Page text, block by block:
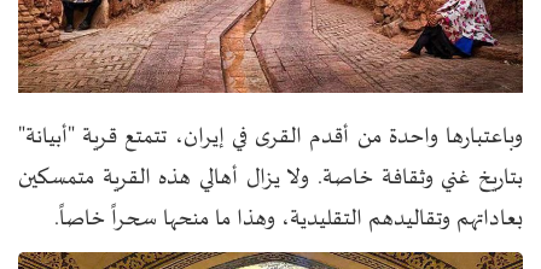
وباعتبارها واحدة من أقدم القرى في إيران، تتمتع قرية "أبيانة"
بتاريخ غني وثقافة خاصة. ولا يزال أهالي هذه القرية متمسكين
بعاداتهم وتقاليدهم التقليدية، وهذا ما منحها سحراً خاصاً.